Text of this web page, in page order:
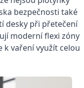
bezpečnosti také
desky při přetečení
moderní flexi zóny
k vaření využít celou